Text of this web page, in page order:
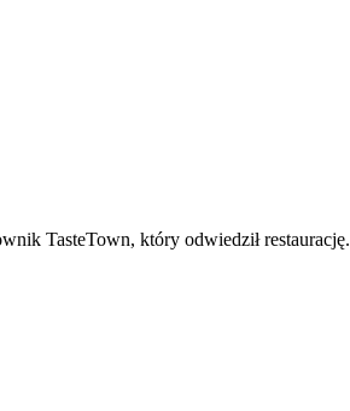
TasteTown, który odwiedził restaurację.